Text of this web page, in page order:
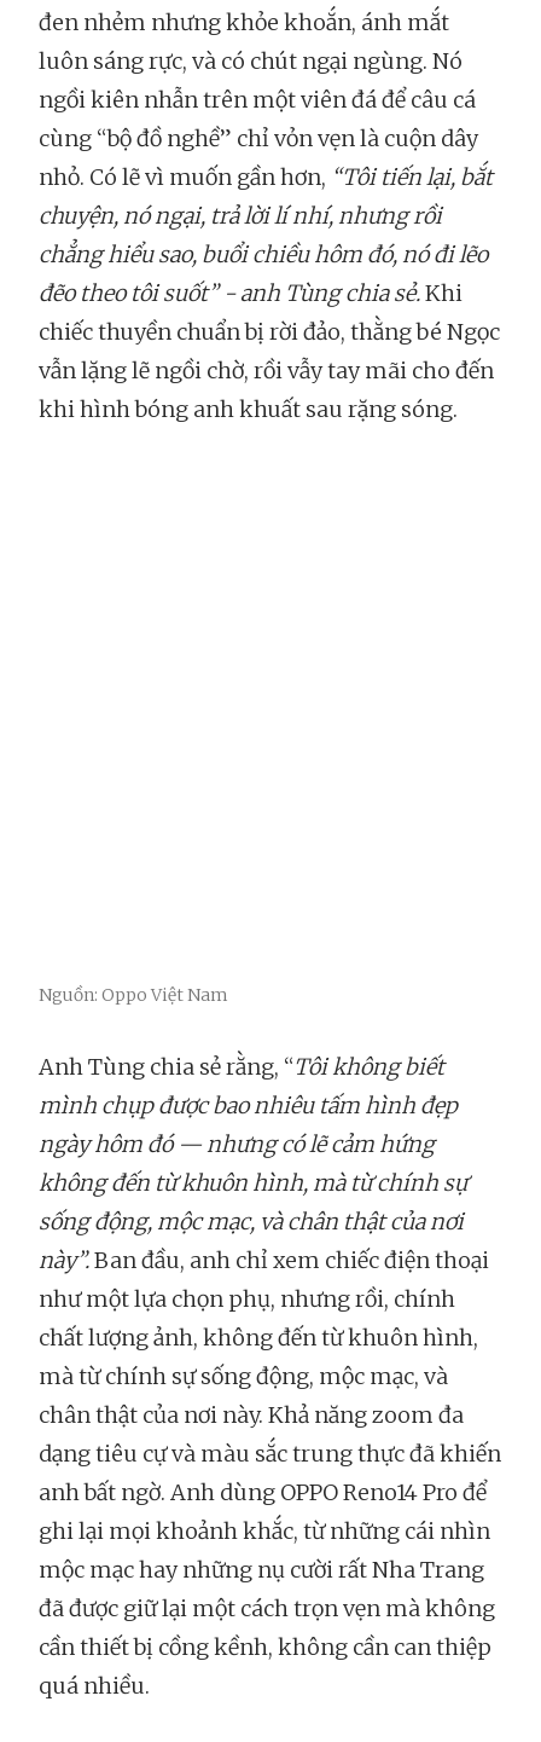
đen nhẻm nhưng khỏe khoắn, ánh mắt
luôn sáng rực, và có chút ngại ngùng. Nó
ngồi kiên nhẫn trên một viên đá để câu cá
cùng “bộ đồ nghề” chỉ vỏn vẹn là cuộn dây
nhỏ. Có lẽ vì muốn gần hơn, “Tôi tiến lại, bắt
chuyện, nó ngại, trả lời lí nhí, nhưng rồi
chẳng hiểu sao, buổi chiều hôm đó, nó đi lẽo
đẽo theo tôi suốt” - anh Tùng chia sẻ.Khi
chiếc thuyền chuẩn bị rời đảo, thằng bé Ngọc
vẫn lặng lẽ ngồi chờ, rồi vẫy tay mãi cho đến
khi hình bóng anh khuất sau rặng sóng.
Nguồn: Oppo Việt Nam
Anh Tùng chia sẻ rằng, “Tôi không biết
mình chụp được bao nhiêu tấm hình đẹp
ngày hôm đó — nhưng có lẽ cảm hứng
không đến từ khuôn hình, mà từ chính sự
sống động, mộc mạc, và chân thật của nơi
này”.Ban đầu, anh chỉ xem chiếc điện thoại
như một lựa chọn phụ, nhưng rồi, chính
chất lượng ảnh, không đến từ khuôn hình,
mà từ chính sự sống động, mộc mạc, và
chân thật của nơi này. Khả năng zoom đa
dạng tiêu cự và màu sắc trung thực đã khiến
anh bất ngờ. Anh dùng OPPO Reno14 Pro để
ghi lại mọi khoảnh khắc, từ những cái nhìn
mộc mạc hay những nụ cười rất Nha Trang
đã được giữ lại một cách trọn vẹn mà không
cần thiết bị cồng kềnh, không cần can thiệp
quá nhiều.